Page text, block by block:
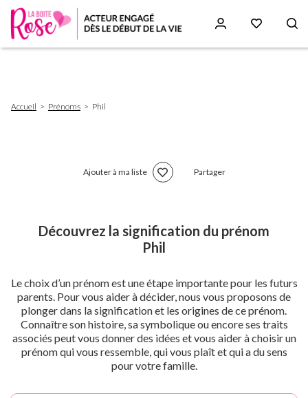
d'Ariane
Accueil Prénoms Phil
Ajouter à ma liste Partager
Découvrez la signification du prénom
Phil
Le choix d’un prénom est une étape importante pour les futurs
parents. Pour vous aider à décider, nous vous proposons de
plonger dans la signification et les origines de ce prénom.
Connaître son histoire, sa symbolique ou encore ses traits
associés peut vous donner des idées et vous aider à choisir un
prénom qui vous ressemble, qui vous plaît et qui a du sens
pour votre famille.